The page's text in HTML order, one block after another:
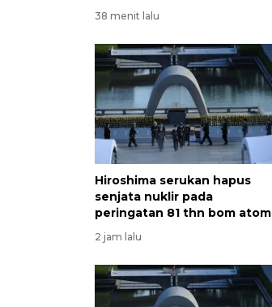
38 menit lalu
Hiroshima serukan hapus
senjata nuklir pada
peringatan 81 thn bom atom
2 jam lalu